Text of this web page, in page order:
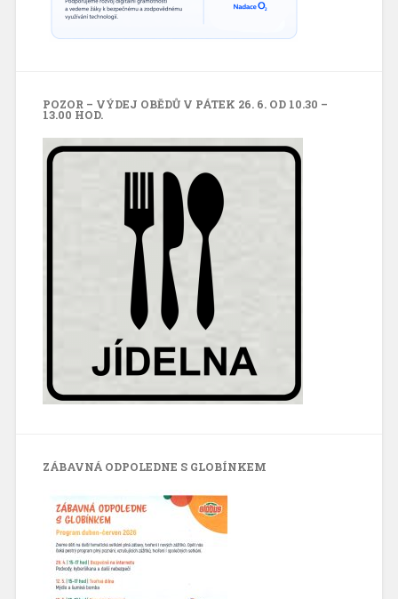
POZOR – VÝDEJ OBĚDŮ V PÁTEK 26. 6. OD 10.30 –
13.00 HOD.
ZÁBAVNÁ ODPOLEDNE S GLOBÍNKEM